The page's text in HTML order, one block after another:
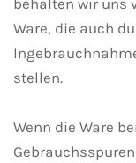
behalten wir uns
Ware, die auch
stellen.
Wenn die Ware